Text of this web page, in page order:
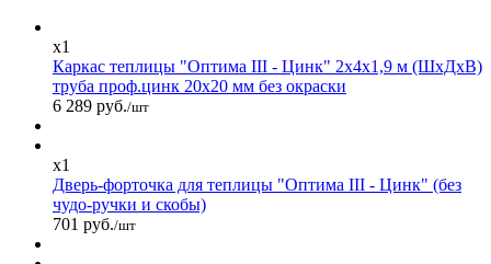
x1
Каркас теплицы "Оптима III - Цинк" 2х4х1,9 м (ШхДхВ)
труба проф.цинк 20х20 мм без окраски
6 289 руб./шт
x1
Дверь-форточка для теплицы "Оптима III - Цинк" (без
чудо-ручки и скобы)
701 руб./шт